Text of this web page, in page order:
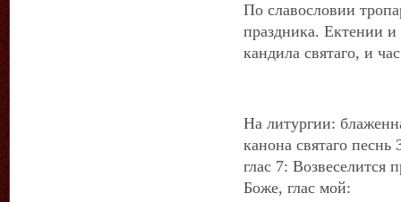
По славословии
праздника. Ектении и
кандила святаго, и
На литургии:
канона святаго
глас 7:
Боже, глас мой: